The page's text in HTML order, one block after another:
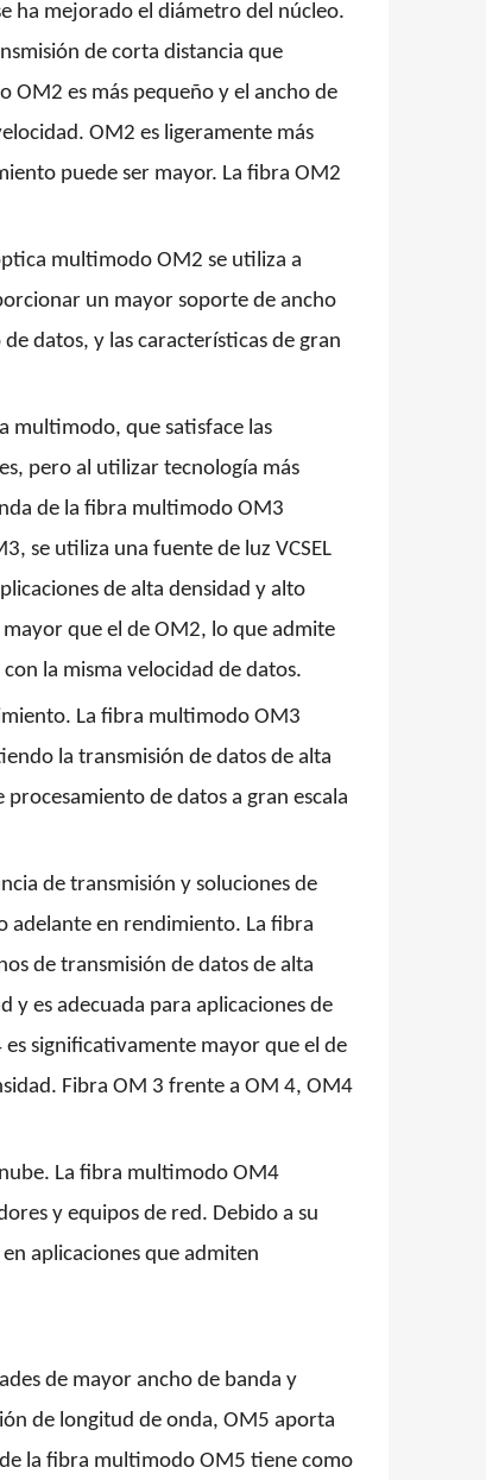
ha mejorado el diámetro del núcleo.
de corta distancia que
es más pequeño y el ancho de
OM2 es ligeramente más
puede ser mayor. La fibra OM2
multimodo OM2 se utiliza a
un mayor soporte de ancho
datos, y las características de gran
multimodo, que satisface las
pero al utilizar tecnología más
de la fibra multimodo OM3
se utiliza una fuente de luz VCSEL
de alta densidad y alto
que el de OM2, lo que admite
la misma velocidad de datos.
La fibra multimodo OM3
la transmisión de datos de alta
de datos a gran escala
de transmisión y soluciones de
adelante en rendimiento. La fibra
de transmisión de datos de alta
y es adecuada para aplicaciones de
significativamente mayor que el de
Fibra OM 3 frente a OM 4, OM4
La fibra multimodo OM4
y equipos de red. Debido a su
aplicaciones que admiten
de mayor ancho de banda y
de longitud de onda, OM5 aporta
la fibra multimodo OM5 tiene como